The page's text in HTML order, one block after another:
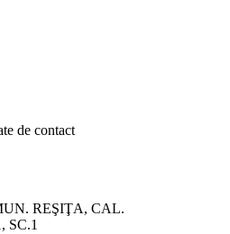
de contact
REŞIŢA, CAL.
SC.1